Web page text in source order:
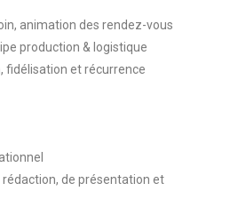
animation des rendez-vous
production & logistique
fidélisation et récurrence
de présentation et